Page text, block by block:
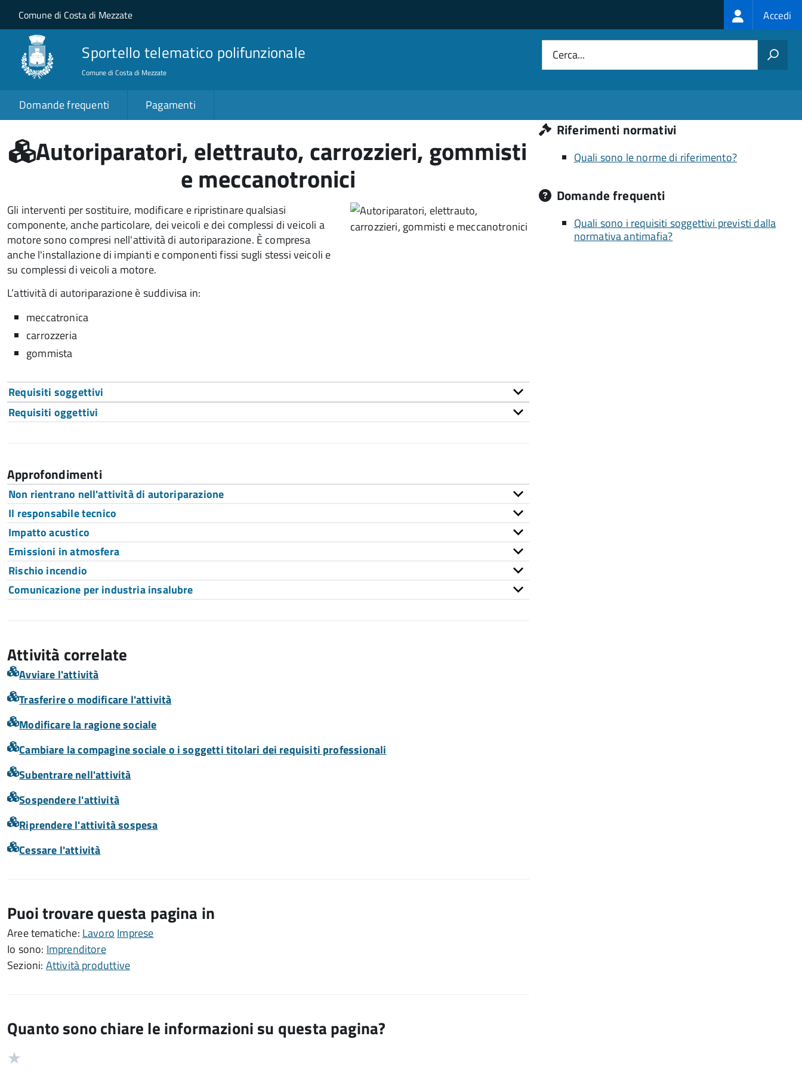
Salta al contenuto principale
Skip to site navigation
Comune di Costa di Mezzate Login
menu
Accedi
Sportello telematico polifunzionale
Comune di Costa di Mezzate
Cerca...
Domande frequenti Pagamenti
Autoriparatori, elettrauto, carrozzieri, gommisti
e meccanotronici
Gli interventi per sostituire, modificare e ripristinare qualsiasi
componente, anche particolare, dei veicoli e dei complessi di veicoli a
motore sono compresi nell'attività di autoriparazione. È compresa
anche l'installazione di impianti e componenti fissi sugli stessi veicoli e
su complessi di veicoli a motore.
L’attività di autoriparazione è suddivisa in:
meccatronica
carrozzeria
gommista
Requisiti soggettivi
Requisiti oggettivi
Approfondimenti
Non rientrano nell'attività di autoriparazione
Il responsabile tecnico
Impatto acustico
Emissioni in atmosfera
Rischio incendio
Comunicazione per industria insalubre
Attività correlate
Avviare l'attività
Trasferire o modificare l'attività
Modificare la ragione sociale
Cambiare la compagine sociale o i soggetti titolari dei requisiti professionali
Subentrare nell'attività
Sospendere l'attività
Riprendere l'attività sospesa
Cessare l'attività
Puoi trovare questa pagina in
Aree tematiche: Lavoro Imprese
Io sono: Imprenditore
Sezioni: Attività produttive
Quanto sono chiare le informazioni su questa pagina?
Valutazione
Riferimenti normativi
Quali sono le norme di riferimento?
Domande frequenti
Quali sono i requisiti soggettivi previsti dalla
normativa antimafia?